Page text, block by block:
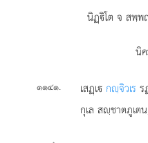
นิฏฺิโต จ สพฺพ
นิ
๑๑๔๑. เสฏฺเ กฺจิวเร ร
กุเล สฺชาตภูเ